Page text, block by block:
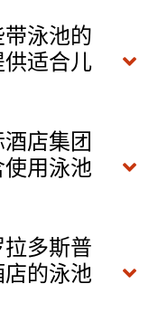
泳池的
适合儿
店集团
用泳池
多斯普
的泳池